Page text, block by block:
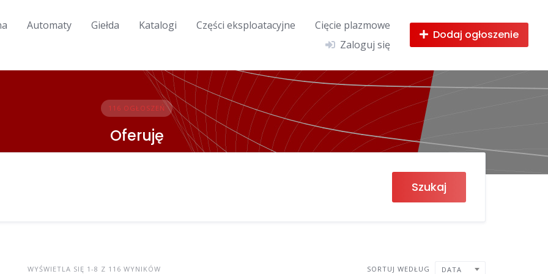
Automaty Giełda Katalogi Części eksploatacyjne
Cięcie plazmowe
Zaloguj się
Dodaj ogłoszenie
116 OGŁOSZEŃ
Oferuję
Szukaj
WYŚWIETLA SIĘ 1-8 Z 116 WYNIKÓW SORTUJ WEDŁUG DATA